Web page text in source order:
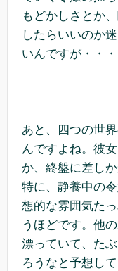
もどかしさとか
したらいいのか
いんですが・・・
あと、四つの世
んですよね。彼
か、終盤に差し
特に、静養中の
想的な雰囲気た
うほどです。他
漂っていて、た
ろうなと予想し